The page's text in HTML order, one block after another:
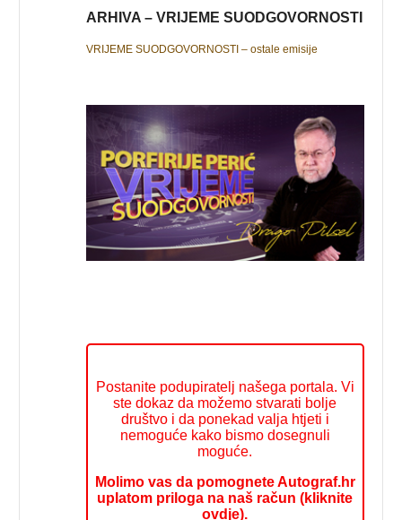
ARHIVA – VRIJEME SUODGOVORNOSTI
VRIJEME SUODGOVORNOSTI – ostale emisije
Postanite podupiratelj našega portala. Vi
ste dokaz da možemo stvarati bolje
društvo i da ponekad valja htjeti i
nemoguće kako bismo dosegnuli
moguće.
Molimo vas da pomognete Autograf.hr
uplatom priloga na naš račun (kliknite
ovdje).